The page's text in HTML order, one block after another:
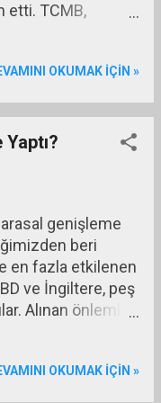
etti. TCMB,
başladı.
soru ve yanıt
indirirken
iki
(CDS) giderek
çekmekte
OKUMAK IÇIN »
genişleme
beri
en fazla etkilenen
ve İngiltere, peş
Alınan önlemler
dayanıyordu.
OKUMAK IÇIN »